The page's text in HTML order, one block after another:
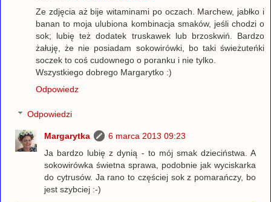
Ze zdjęcia aż bije witaminami po oczach. Marchew, jabłko i
banan to moja ulubiona kombinacja smaków, jeśli chodzi o
sok; lubię też dodatek truskawek lub brzoskwiń. Bardzo
żałuję, że nie posiadam sokowirówki, bo taki świeżuteńki
soczek to coś cudownego o poranku i nie tylko.
Wszystkiego dobrego Margarytko :)
Odpowiedz
Odpowiedzi
Margarytka
6 marca 2013 09:23
Ja bardzo lubię z dynią - to mój smak dzieciństwa. A
sokowirówka świetna sprawa, podobnie jak wyciskarka
do cytrusów. Ja rano to częściej sok z pomarańczy, bo
jest szybciej :-)